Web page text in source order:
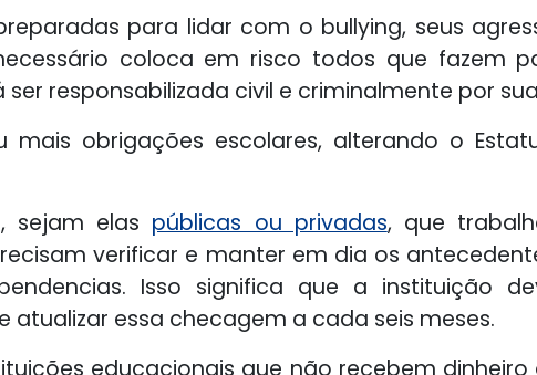
para lidar com o bullying, seus
coloca em risco todos que fazem
responsabilizada civil e criminalmente por
mais obrigações escolares, alterando o
sejam elas públicas ou privadas, que
verificar e manter em dia os
Isso significa que a instituição
essa checagem a cada seis meses.